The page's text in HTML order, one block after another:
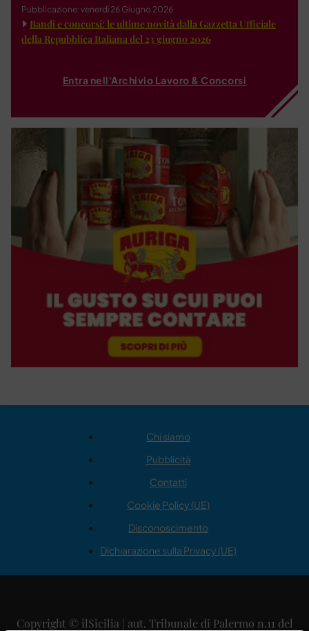
Pubblicazione: venerdì 26 Giugno 2026
Bandi e concorsi: le ultime novità dalla Gazzetta Ufficiale
della Repubblica Italiana del 23 giugno 2026
Entra nell'Archivio Lavoro & Concorsi
Chi siamo
Pubblicità
Contatti
Cookie Policy (UE)
Disconoscimento
Dichiarazione sulla Privacy (UE)
Copyright © ilSicilia | aut. Tribunale di Palermo n.11 del